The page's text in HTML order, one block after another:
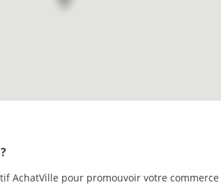
?
AchatVille pour promouvoir votre